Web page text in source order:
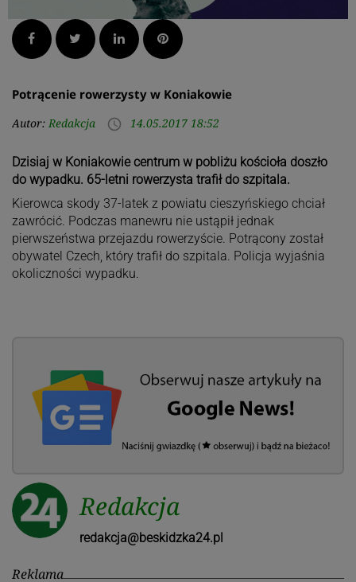
Facebook Twitter LinkedInPinterest
Potrącenie rowerzysty w Koniakowie
Autor: Redakcja access_time 14.05.2017 18:52
Dzisiaj w Koniakowie centrum w pobliżu kościoła doszło
do wypadku. 65-letni rowerzysta trafił do szpitala.
Kierowca skody 37-latek z powiatu cieszyńskiego chciał
zawrócić. Podczas manewru nie ustąpił jednak
pierwszeństwa przejazdu rowerzyście. Potrącony został
obywatel Czech, który trafił do szpitala. Policja wyjaśnia
okoliczności wypadku.
Redakcja
redakcja@beskidzka24.pl
Reklama